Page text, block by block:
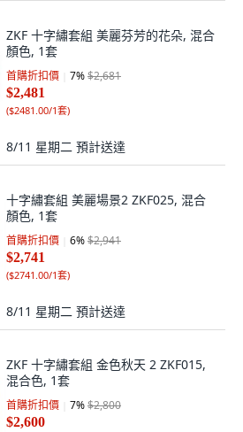
ZKF 十字繡套組 美麗芬芳的花朵, 混合
顏色, 1套
首購折扣價 7%$2,681
$2,481
($2481.00/1套)
8/11 星期二 預計送達
十字繡套組 美麗場景2 ZKF025, 混合
顏色, 1套
首購折扣價 6%$2,941
$2,741
($2741.00/1套)
8/11 星期二 預計送達
ZKF 十字繡套組 金色秋天 2 ZKF015,
混合色, 1套
首購折扣價 7%$2,800
$2,600